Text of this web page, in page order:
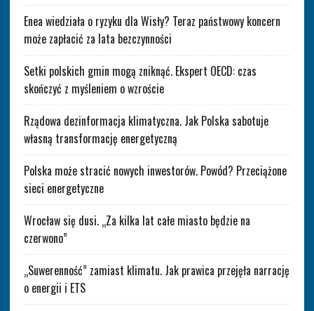
Enea wiedziała o ryzyku dla Wisły? Teraz państwowy koncern
może zapłacić za lata bezczynności
Setki polskich gmin mogą zniknąć. Ekspert OECD: czas
skończyć z myśleniem o wzroście
Rządowa dezinformacja klimatyczna. Jak Polska sabotuje
własną transformację energetyczną
Polska może stracić nowych inwestorów. Powód? Przeciążone
sieci energetyczne
Wrocław się dusi. „Za kilka lat całe miasto będzie na
czerwono”
„Suwerenność” zamiast klimatu. Jak prawica przejęła narrację
o energii i ETS